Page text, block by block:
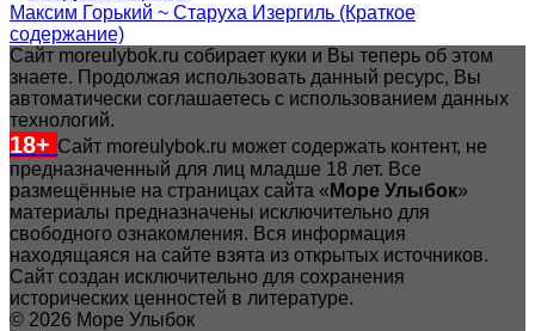
Максим Горький ~ Старуха Изергиль (Краткое
содержание)
Сайт moreulybok.ru собирает куки и Вы теперь об этом
знаете. Продолжая использовать данный ресурс, Вы
автоматически соглашаетесь с использованием данных
технологий.
18+ Сайт moreulybok.ru может содержать контент, не
предназначенный для лиц младше 18 лет. Все
размещённые на страницах сайта « Море Улыбок»
материалы предназначены исключительно для
свободного ознакомления. Вся информация
находящаяся на сайте взята из открытых источников.
Сайт создан исключительно для сохранения
исторических ценностей в литературе.
© 2026 Море Улыбок